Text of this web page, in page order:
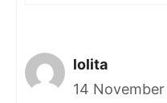
lolita
14